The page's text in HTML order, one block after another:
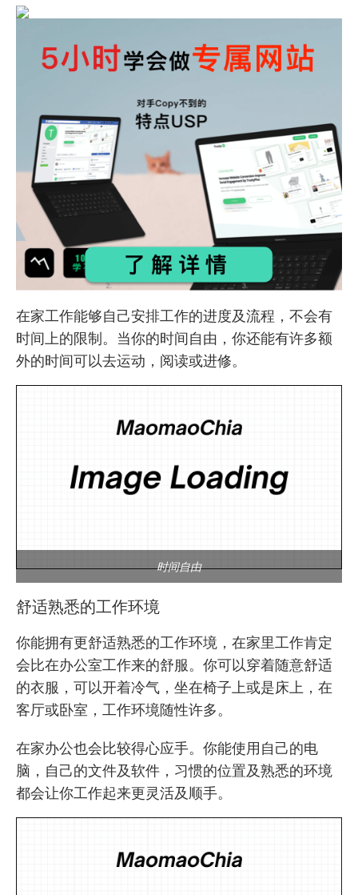
在家工作能够自己安排工作的进度及流程，不会有
时间上的限制。当你的时间自由，你还能有许多额
外的时间可以去运动，阅读或进修。
时间自由
舒适熟悉的工作环境
你能拥有更舒适熟悉的工作环境，在家里工作肯定
会比在办公室工作来的舒服。你可以穿着随意舒适
的衣服，可以开着冷气，坐在椅子上或是床上，在
客厅或卧室，工作环境随性许多。
在家办公也会比较得心应手。你能使用自己的电
脑，自己的文件及软件，习惯的位置及熟悉的环境
都会让你工作起来更灵活及顺手。